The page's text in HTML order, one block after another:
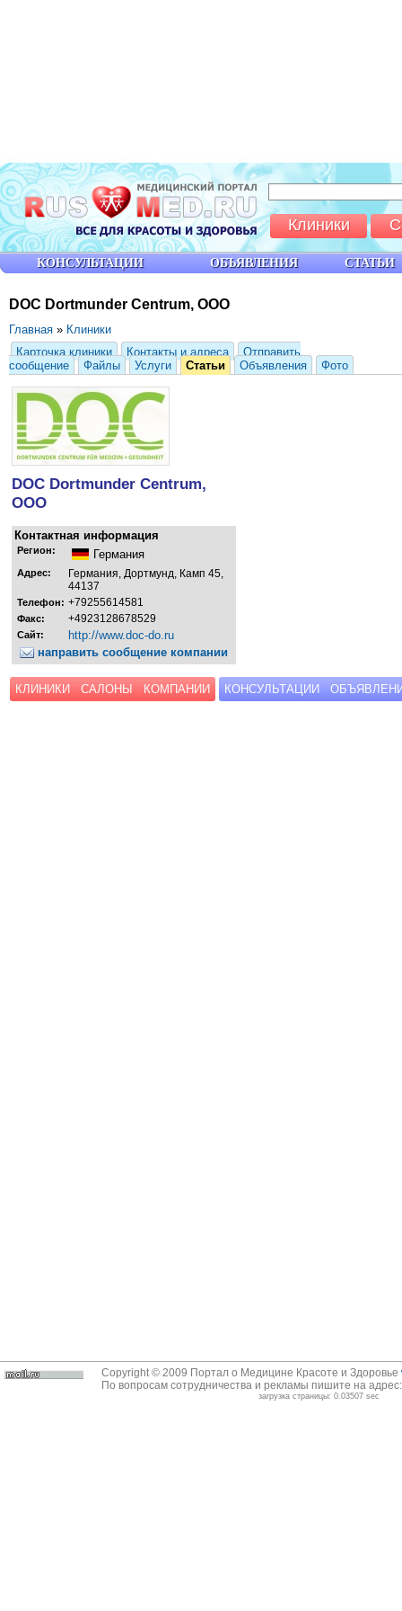
DOC Dortmunder Centrum, ООО
Главная » Клиники
Карточка клиники
Контакты и адреса
Отправить
сообщение
Файлы Услуги Статьи Объявления Фото
DOC Dortmunder Centrum,
ООО
Контактная информация
Регион: Германия
Адрес:
Германия, Дортмунд, Камп 45,
44137
Телефон: +79255614581
Факс: +4923128678529
Сайт:
http://www.doc-do.ru
направить сообщение компании
КЛИНИКИ САЛОНЫ КОМПАНИИ КОНСУЛЬТАЦИИ
КОНСУЛЬТАЦИИ ОБЪЯВЛЕНИЯ СТАТЬИ
Клиники
Copyright © 2009 Портал о Медицине Красоте и Здоровье
По вопросам сотрудничества и рекламы пишите на
загрузка страницы: 0.03507 sec